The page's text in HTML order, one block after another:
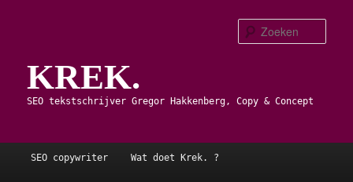
primaire
inhoudKREK.
SEO tekstschrijver Gregor Hakkenberg, Copy & Concept
Hoofdmenu
SEO copywriter Wat doet Krek. ?